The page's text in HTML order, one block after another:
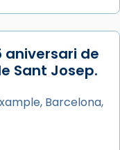
amb el
que
aniversari de
Sant Josep.
Barcelona,